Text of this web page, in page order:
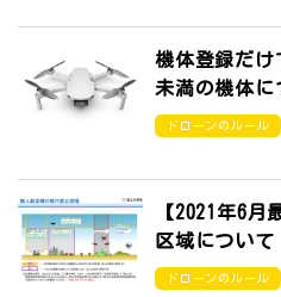
機体登録だけ
未満の機体に
ドローンのルール
【2021年6月
区域について
ドローンのルール